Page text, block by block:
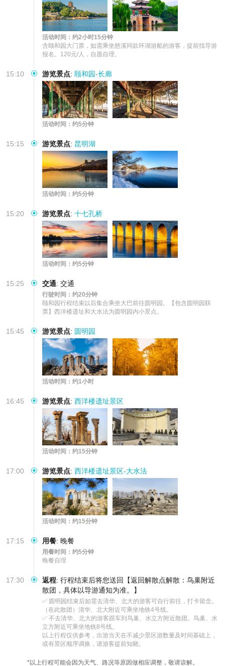
活动时间：约2小时15分钟
含颐和园大门票，如需乘坐慈溪同款环湖游船的游客，提前找导游
报名。120元/人，自愿自理。
15:10 游览景点: 颐和园-长廊
活动时间：约5分钟
15:15 游览景点: 昆明湖
活动时间：约5分钟
15:20 游览景点: 十七孔桥
活动时间：约5分钟
15:25 交通: 交通
行驶时间：约20分钟
颐和园行程结束以后集合乘坐大巴前往圆明园。【包含圆明园联
票】西洋楼遗址和大水法为圆明园内小景点。
15:45 游览景点: 圆明园
活动时间：约1小时
16:45 游览景点: 西洋楼遗址景区
活动时间：约15分钟
17:00 游览景点: 西洋楼遗址景区-大水法
活动时间：约15分钟
17:15 用餐: 晚餐
用餐时间：约5分钟
晚餐自理
17:30 返程: 行程结束后将您送回【返回解散点解散：鸟巢附近
散团，具体以导游通知为准。】
✅ 圆明园结束后如需去清华、北大的游客可自行前往，打卡留念。
（在此散团）清华、北大附近可乘坐地铁4号线。
✅ 不去清华、北大的游客跟车到鸟巢、水立方附近散团。鸟巢、水
立方附近可乘坐地铁8号线。
以上行程仅供参考，出游当天在不减少景区游数量及时间基础上，
或有景区顺序调换，请游客提前知晓。
*以上行程可能会因为天气、路况等原因做相应调整，敬请谅解。